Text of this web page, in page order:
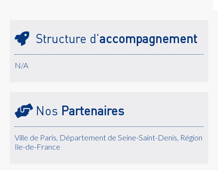
Structure d'accompagnement
N/A
Nos Partenaires
Ville de Paris, Département de Seine-Saint-Denis, Région
Ile-de-France